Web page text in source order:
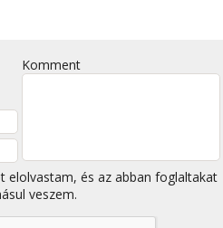
Komment
elolvastam, és az abban foglaltakat
veszem.